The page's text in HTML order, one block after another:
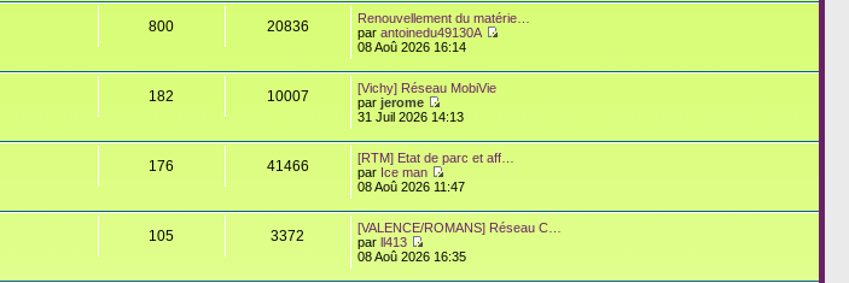
800 20836
Renouvellement du matérie…
parantoinedu49130A
08 Aoû 2026 16:14
182 10007
[Vichy] Réseau MobiVie
parjerome
31 Juil 2026 14:13
176 41466
[RTM] Etat de parc et aff…
par Ice man
08 Aoû 2026 11:47
105 3372
[VALENCE/ROMANS] Réseau C…
parll413
08 Aoû 2026 16:35